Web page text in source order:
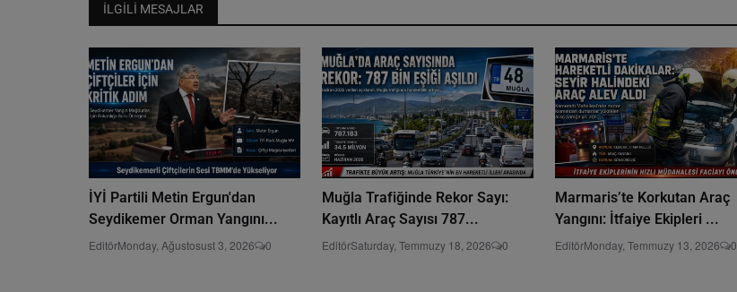
İLGILI MESAJLAR
İYİ Partili Metin Ergun'dan
Seydikemer Orman Yangını...
EditörMonday, Ağustosust 3, 2026 0
Muğla Trafiğinde Rekor Sayı:
Kayıtlı Araç Sayısı 787...
EditörSaturday, Temmuzy 18, 2026 0
Marmaris’te Korkutan Araç
Yangını: İtfaiye Ekipleri ...
EditörMonday, Temmuzy 13, 2026 0